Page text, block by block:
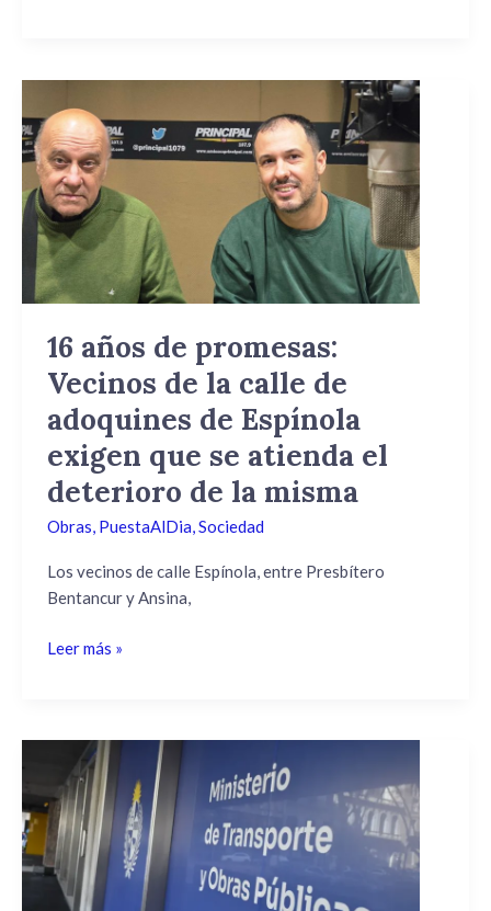
16 años de promesas:
Vecinos de la calle de
adoquines de Espínola
exigen que se atienda el
deterioro de la misma
Obras, PuestaAlDia,Sociedad
Los vecinos de calle Espínola, entre Presbítero
Bentancur y Ansina,
años
de
promesas:
Vecinos
de
la
calle
de
de
Espínola
exigen
que
se
atienda
deterioro
de
la
Leer más »
Convenios
Sociales:
El
MTOP
firma
acuerdos